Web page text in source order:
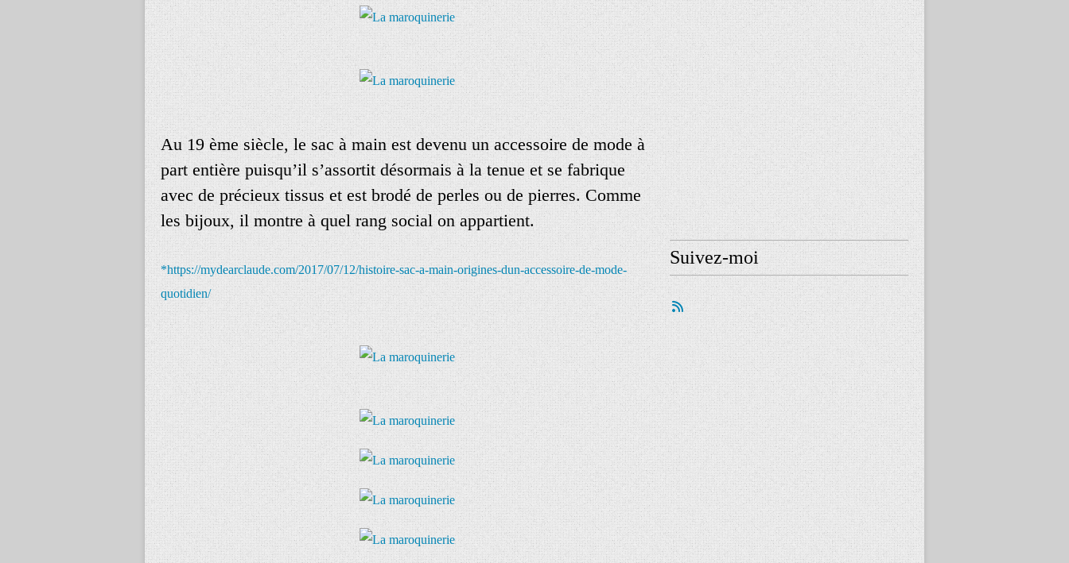
Au 19 ème siècle, le sac à main est devenu un accessoire de mode à
part entière puisqu’il s’assortit désormais à la tenue et se fabrique
avec de précieux tissus et est brodé de perles ou de pierres. Comme
les bijoux, il montre à quel rang social on appartient.
*https://mydearclaude.com/2017/07/12/histoire-sac-a-main-origines-dun-accessoire-de-mode-
quotidien/
Suivez-moi